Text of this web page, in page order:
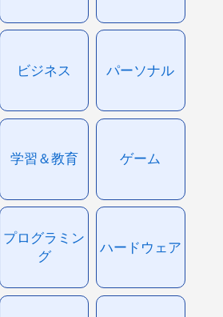
ビジネス パーソナル
学習＆教育 ゲーム
プログラミン
グ
ハードウェア